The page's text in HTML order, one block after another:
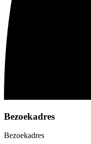
Bezoekadres
Bezoekadres